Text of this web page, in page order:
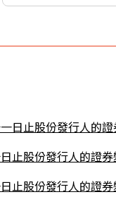
日止股份發行人的證
止股份發行人的證券
止股份發行人的證券